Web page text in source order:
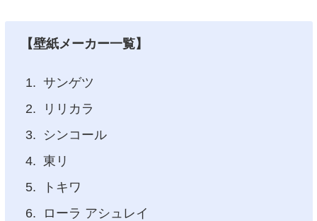
【壁紙メーカー一覧】
サンゲツ
リリカラ
シンコール
東リ
トキワ
ローラ アシュレイ